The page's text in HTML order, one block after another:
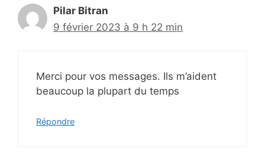
Pilar Bitran
9 février 2023 à 9 h 22 min
Merci pour vos messages. Ils m’aident
beaucoup la plupart du temps
Répondre